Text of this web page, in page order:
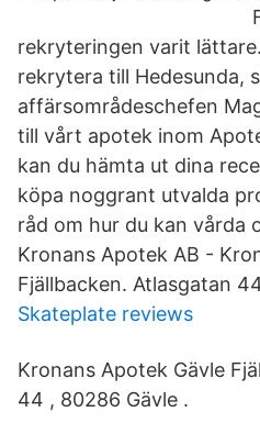
rekryteringen varit
rekrytera till Hedesunda,
affärsområdeschefen
till vårt apotek inom
kan du hämta ut dina
köpa noggrant utvalda
råd om hur du kan vårda
Kronans Apotek AB -
Fjällbacken. Atlasgatan
Skateplate reviews
Kronans Apotek Gävle
44 , 80286 Gävle .